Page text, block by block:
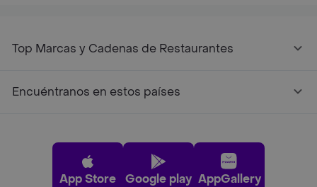
Top Marcas y Cadenas de Restaurantes
Encuéntranos en estos países
App Store Google play AppGallery